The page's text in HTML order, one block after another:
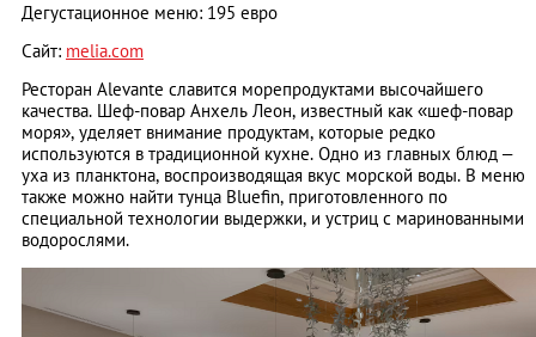
Дегустационное меню: 195 евро
Сайт: melia.com
Ресторан Alevante славится морепродуктами высочайшего
качества. Шеф-повар Анхель Леон, известный как «шеф-повар
моря», уделяет внимание продуктам, которые редко
используются в традиционной кухне. Одно из главных блюд –
уха из планктона, воспроизводящая вкус морской воды. В меню
также можно найти тунца Bluefin, приготовленного по
специальной технологии выдержки, и устриц с маринованными
водорослями.